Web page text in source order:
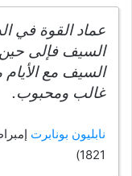
عماد القوة في
السيف فإلى حين
السيف مع الأيام
غالب ومحبوب.
نابليون بونابرت
1821)